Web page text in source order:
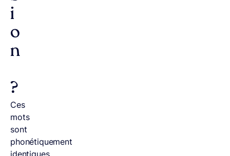
i
o
n
?
Ces
mots
sont
phonétiquement
identiques,